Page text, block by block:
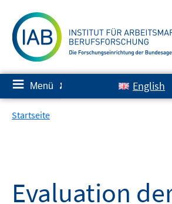
zum
Inhalt
≡ Menü ✘ English
Startseite
Evaluation